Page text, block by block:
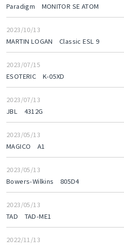
Paradigm MONITOR SE ATOM
2023/10/13
MARTIN LOGAN Classic ESL 9
2023/07/15
ESOTERIC K-05XD
2023/07/13
JBL 4312G
2023/05/13
MAGICO A1
2023/05/13
Bowers-Wilkins 805D4
2023/05/13
TAD TAD-ME1
2022/11/13